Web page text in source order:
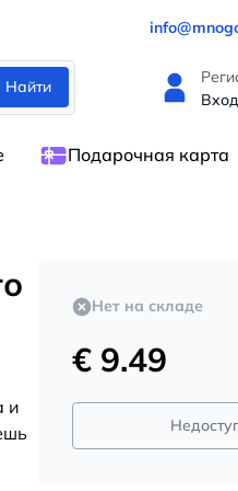
Найти
Вход
Подарочная карта
и
Нет на складе
€ 9.49